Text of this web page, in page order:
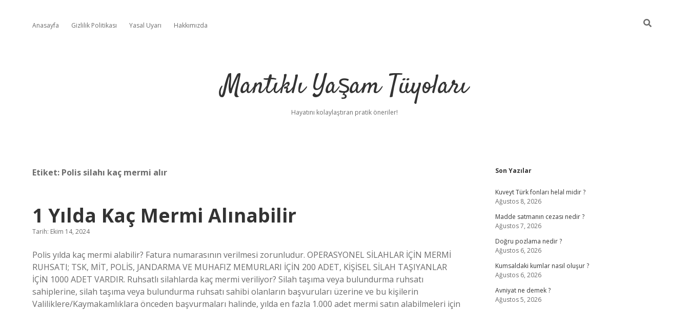
Anasayfa Gizlilik Politikası Yasal Uyarı Hakkımızda
Mantıklı Yaşam Tüyoları
Hayatını kolaylaştıran pratik öneriler!
Etiket: Polis silahı kaç mermi alır
1 Yılda Kaç Mermi Alınabilir
Tarih: Ekim 14, 2024
Polis yılda kaç mermi alabilir? Fatura numarasının verilmesi zorunludur. OPERASYONEL SİLAHLAR İÇİN MERMİ
RUHSATI; TSK, MİT, POLİS, JANDARMA VE MUHAFIZ MEMURLARI İÇİN 200 ADET, KİŞİSEL SİLAH TAŞIYANLAR
İÇİN 1000 ADET VARDIR. Ruhsatlı silahlarda kaç mermi veriliyor? Silah taşıma veya bulundurma ruhsatı
sahiplerine, silah taşıma veya bulundurma ruhsatı sahibi olanların başvuruları üzerine ve bu kişilerin
Valiliklere/Kaymakamlıklara önceden başvurmaları halinde, yılda en fazla 1.000 adet mermi satın alabilmeleri için
Sidebar
Son Yazılar
Kuveyt Türk fonları helal midir ?
Ağustos 8, 2026
Madde satmanın cezası nedir ?
Ağustos 7, 2026
Doğru pozlama nedir ?
Ağustos 6, 2026
Kumsaldaki kumlar nasıl oluşur ?
Ağustos 6, 2026
Avniyat ne demek ?
Ağustos 5, 2026